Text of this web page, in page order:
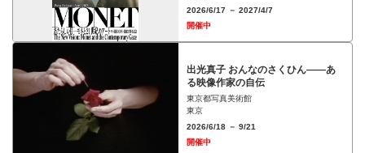
2026/6/17 － 2027/4/7
開催中
出光真子 おんなのさくひん――あ
る映像作家の自伝
東京都写真美術館
東京
2026/6/18 － 9/21
開催中